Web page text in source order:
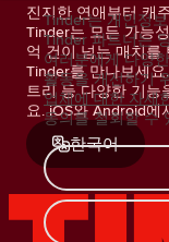
진지한 연애부터 캐
Tinder는 모든 가능
억 건이 넘는 매치를
Tinder를 만나보세
트리 등 다양한 기능
요. iOS와 Android
한국어
Tinder는 개인정
Tinder 파트너는
여러분에게 다양
활동을 개선하기
업체에 대한 자세
동의를 철회할 수